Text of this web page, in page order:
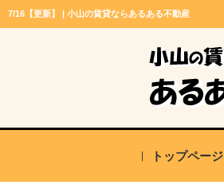
7/16【更新】 | 小山の賃貸ならあるある不動産
トップページ